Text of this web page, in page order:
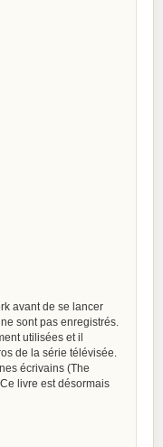
avant de se lancer
sont pas enregistrés.
utilisées et il
de la série télévisée.
écrivains (The
livre est désormais